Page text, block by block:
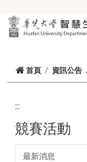
首頁 資訊公告
:::
競賽活動
最新消息